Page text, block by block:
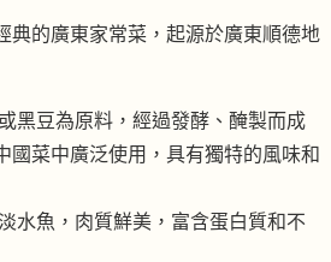
典的廣東家常菜，起源於廣東順德地
黑豆為原料，經過發酵、醃製而成
國菜中廣泛使用，具有獨特的風味和
水魚，肉質鮮美，富含蛋白質和不